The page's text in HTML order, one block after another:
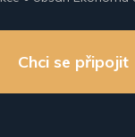
Chci se připojit